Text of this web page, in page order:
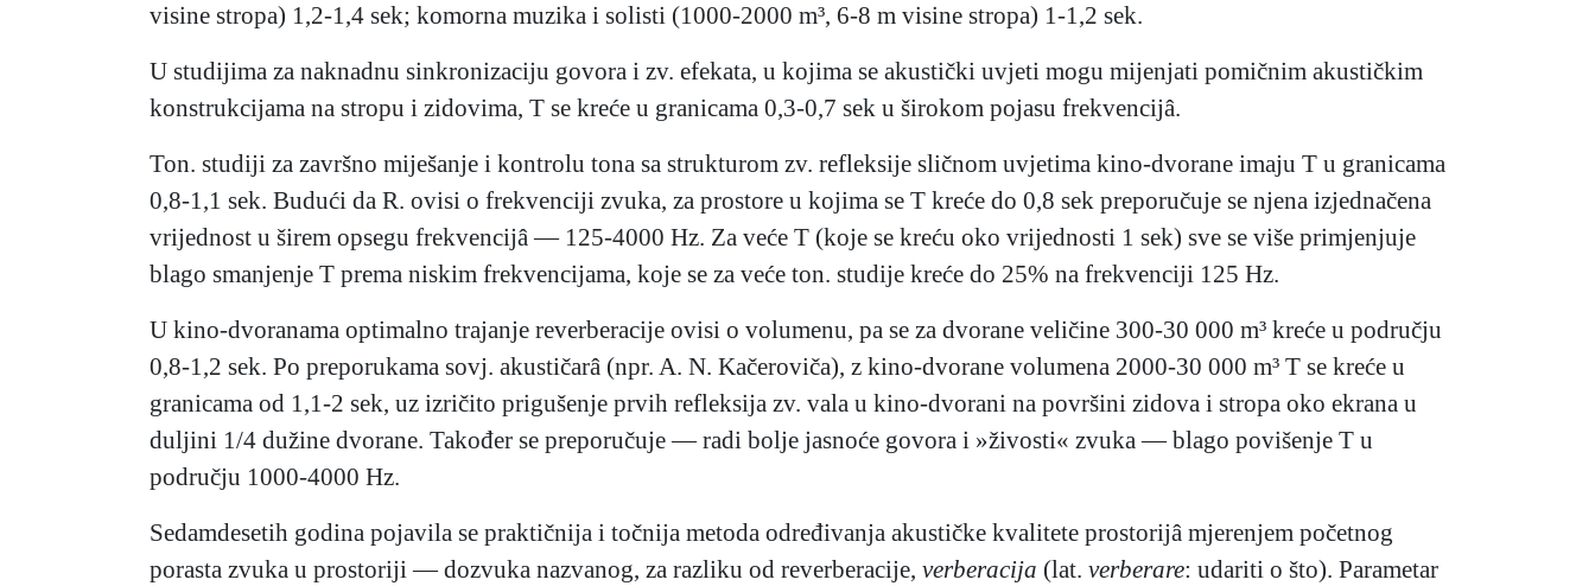
visine stropa) 1,2-1,4 sek; komorna muzika i solisti (1000-2000 m³, 6-8 m visine stropa) 1-1,2 sek.
U studijima za naknadnu sinkronizaciju govora i zv. efekata, u kojima se akustički uvjeti mogu mijenjati pomičnim akustičkim
konstrukcijama na stropu i zidovima, T se kreće u granicama 0,3-0,7 sek u širokom pojasu frekvencijâ.
Ton. studiji za završno miješanje i kontrolu tona sa strukturom zv. refleksije sličnom uvjetima kino-dvorane imaju T u granicama
0,8-1,1 sek. Budući da R. ovisi o frekvenciji zvuka, za prostore u kojima se T kreće do 0,8 sek preporučuje se njena izjednačena
vrijednost u širem opsegu frekvencijâ — 125-4000 Hz. Za veće T (koje se kreću oko vrijednosti 1 sek) sve se više primjenjuje
blago smanjenje T prema niskim frekvencijama, koje se za veće ton. studije kreće do 25% na frekvenciji 125 Hz.
U kino-dvoranama optimalno trajanje reverberacije ovisi o volumenu, pa se za dvorane veličine 300-30 000 m³ kreće u području
0,8-1,2 sek. Po preporukama sovj. akustičarâ (npr. A. N. Kačeroviča), z kino-dvorane volumena 2000-30 000 m³ T se kreće u
granicama od 1,1-2 sek, uz izričito prigušenje prvih refleksija zv. vala u kino-dvorani na površini zidova i stropa oko ekrana u
duljini 1/4 dužine dvorane. Također se preporučuje — radi bolje jasnoće govora i »živosti« zvuka — blago povišenje T u
području 1000-4000 Hz.
Sedamdesetih godina pojavila se praktičnija i točnija metoda određivanja akustičke kvalitete prostorijâ mjerenjem početnog
porasta zvuka u prostoriji — dozvuka nazvanog, za razliku od reverberacije, verberacija (lat. verberare: udariti o što). Parametar